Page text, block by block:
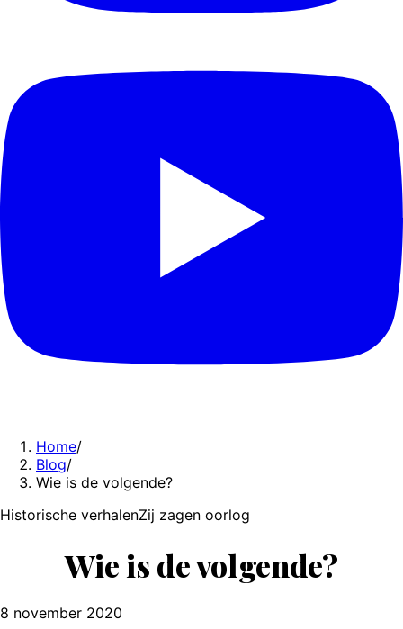
Home/
Blog/
Wie is de volgende?
Historische verhalenZij zagen oorlog
Wie is de volgende?
8 november 2020